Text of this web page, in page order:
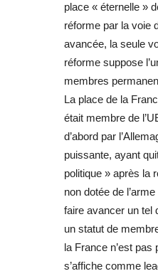
place « éternelle »
réforme par la voie
avancée, la seule
réforme suppose
membres
La place de la
était membre de
d’abord par
puissante, ayant
politique » après la
non dotée de
faire avancer un tel
un statut de
la France n’est pas
s’affiche comme